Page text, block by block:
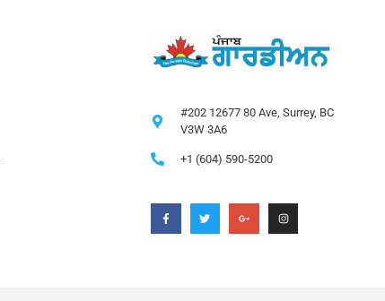
#202 12677 80 Ave, Surrey, BC
V3W 3A6
+1 (604) 590-5200